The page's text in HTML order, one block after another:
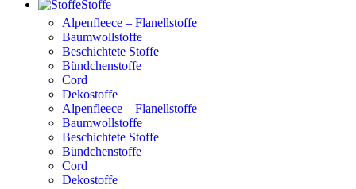
Stoffe
Alpenfleece – Flanellstoffe
Baumwollstoffe
Beschichtete Stoffe
Bündchenstoffe
Cord
Dekostoffe
Alpenfleece – Flanellstoffe
Baumwollstoffe
Beschichtete Stoffe
Bündchenstoffe
Cord
Dekostoffe